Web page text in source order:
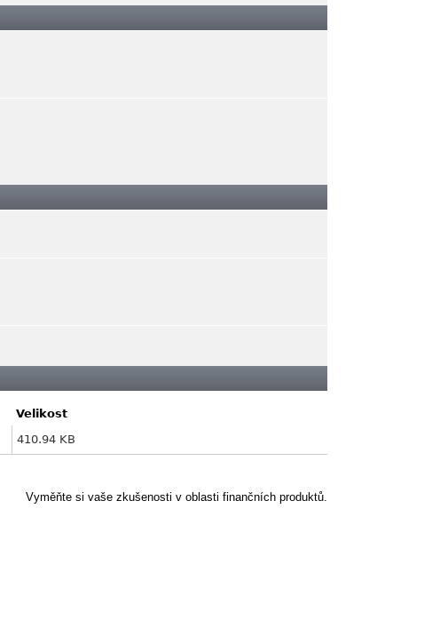
Velikost
410.94 KB
Vyměňte si vaše zkušenosti v oblasti finančních produktů.